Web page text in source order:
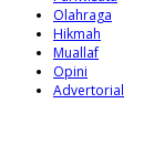
Olahraga
Hikmah
Muallaf
Opini
Advertorial